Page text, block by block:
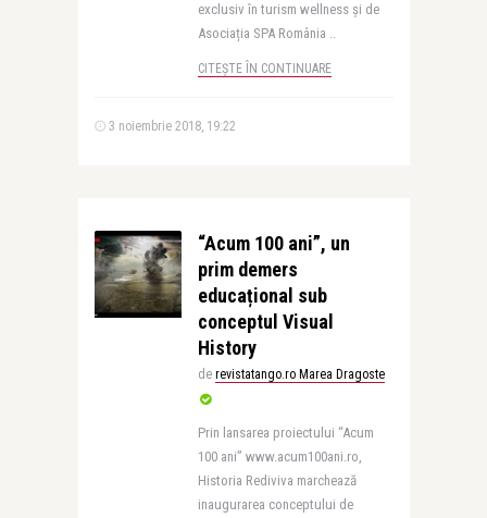
exclusiv în turism wellness și de
Asociația SPA România ..
CITEȘTE ÎN CONTINUARE
3 noiembrie 2018, 19:22
“Acum 100 ani”, un
prim demers
educațional sub
conceptul Visual
History
de revistatango.ro Marea Dragoste
Prin lansarea proiectului “Acum
100 ani” www.acum100ani.ro,
Historia Rediviva marchează
inaugurarea conceptului de